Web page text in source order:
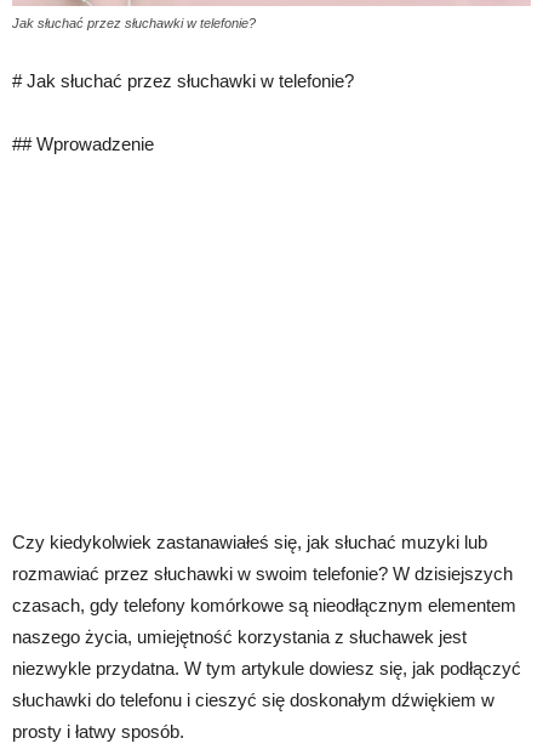
Jak słuchać przez słuchawki w telefonie?
# Jak słuchać przez słuchawki w telefonie?
## Wprowadzenie
Czy kiedykolwiek zastanawiałeś się, jak słuchać muzyki lub
rozmawiać przez słuchawki w swoim telefonie? W dzisiejszych
czasach, gdy telefony komórkowe są nieodłącznym elementem
naszego życia, umiejętność korzystania z słuchawek jest
niezwykle przydatna. W tym artykule dowiesz się, jak podłączyć
słuchawki do telefonu i cieszyć się doskonałym dźwiękiem w
prosty i łatwy sposób.